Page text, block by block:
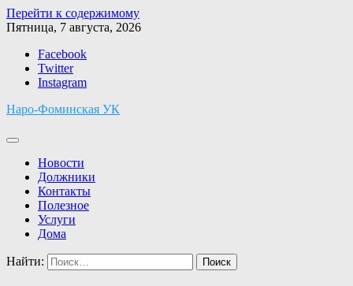
Перейти к содержимому
Пятница, 7 августа, 2026
Facebook
Twitter
Instagram
Наро-Фоминская УК
Новости
Должники
Контакты
Полезное
Услуги
Дома
Найти: